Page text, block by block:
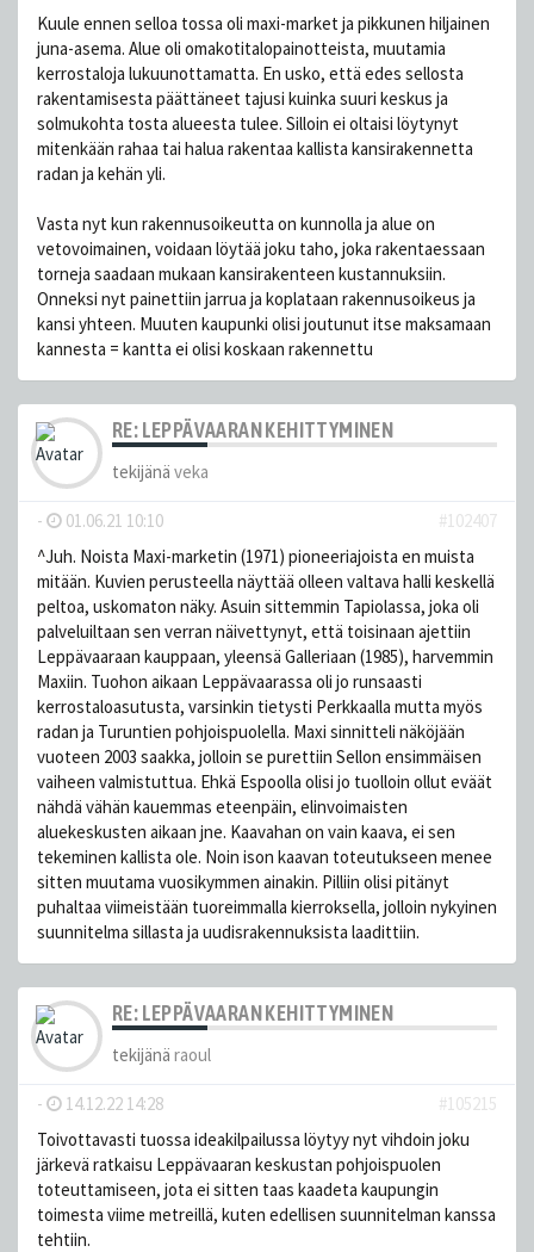
Kuule ennen selloa tossa oli maxi-market ja pikkunen hiljainen
juna-asema. Alue oli omakotitalopainotteista, muutamia
kerrostaloja lukuunottamatta. En usko, että edes sellosta
rakentamisesta päättäneet tajusi kuinka suuri keskus ja
solmukohta tosta alueesta tulee. Silloin ei oltaisi löytynyt
mitenkään rahaa tai halua rakentaa kallista kansirakennetta
radan ja kehän yli.
Vasta nyt kun rakennusoikeutta on kunnolla ja alue on
vetovoimainen, voidaan löytää joku taho, joka rakentaessaan
torneja saadaan mukaan kansirakenteen kustannuksiin.
Onneksi nyt painettiin jarrua ja koplataan rakennusoikeus ja
kansi yhteen. Muuten kaupunki olisi joutunut itse maksamaan
kannesta = kantta ei olisi koskaan rakennettu
RE: LEPPÄVAARAN KEHITTYMINEN
tekijänä veka
- 01.06.21 10:10
#102407
^Juh. Noista Maxi-marketin (1971) pioneeriajoista en muista
mitään. Kuvien perusteella näyttää olleen valtava halli keskellä
peltoa, uskomaton näky. Asuin sittemmin Tapiolassa, joka oli
palveluiltaan sen verran näivettynyt, että toisinaan ajettiin
Leppävaaraan kauppaan, yleensä Galleriaan (1985), harvemmin
Maxiin. Tuohon aikaan Leppävaarassa oli jo runsaasti
kerrostaloasutusta, varsinkin tietysti Perkkaalla mutta myös
radan ja Turuntien pohjoispuolella. Maxi sinnitteli näköjään
vuoteen 2003 saakka, jolloin se purettiin Sellon ensimmäisen
vaiheen valmistuttua. Ehkä Espoolla olisi jo tuolloin ollut eväät
nähdä vähän kauemmas eteenpäin, elinvoimaisten
aluekeskusten aikaan jne. Kaavahan on vain kaava, ei sen
tekeminen kallista ole. Noin ison kaavan toteutukseen menee
sitten muutama vuosikymmen ainakin. Pilliin olisi pitänyt
puhaltaa viimeistään tuoreimmalla kierroksella, jolloin nykyinen
suunnitelma sillasta ja uudisrakennuksista laadittiin.
RE: LEPPÄVAARAN KEHITTYMINEN
tekijänä raoul
- 14.12.22 14:28
#105215
Toivottavasti tuossa ideakilpailussa löytyy nyt vihdoin joku
järkevä ratkaisu Leppävaaran keskustan pohjoispuolen
toteuttamiseen, jota ei sitten taas kaadeta kaupungin
toimesta viime metreillä, kuten edellisen suunnitelman kanssa
tehtiin.